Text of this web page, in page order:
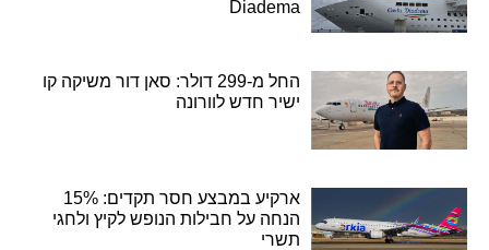
Diadema
החל מ-299 דולר: סאן דור משיקה קו
ישיר חדש לוורונה
ארקיע במבצע חסר תקדים: 15%
הנחה על חבילות הנופש לקיץ ולחגי
תשרי